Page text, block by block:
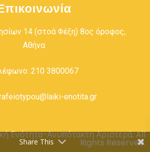
14 (στοά Φέξη) 8ος όροφος,
Αθήνα
210 3800067
enotita.gr
Ενότητα-Ανυπότακτη Αριστερά. All
Rights Reserved.
Share This